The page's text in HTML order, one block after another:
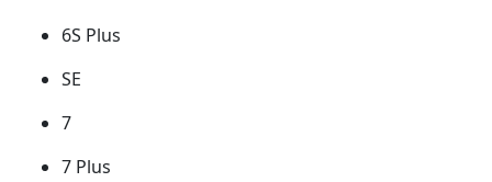
6S Plus
SE
7
7 Plus